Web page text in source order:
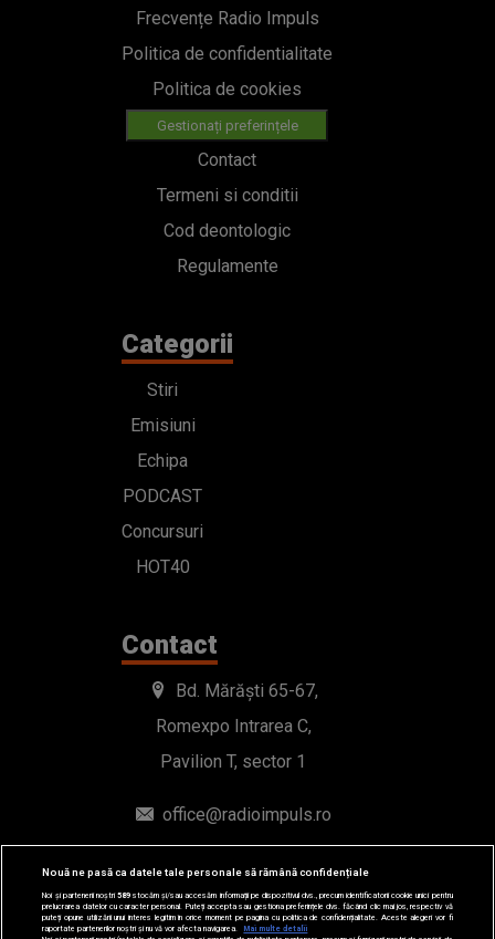
Frecvențe Radio Impuls
Politica de confidentialitate
Politica de cookies
Gestionați preferințele
Contact
Termeni si conditii
Cod deontologic
Regulamente
Categorii
Stiri
Emisiuni
Echipa
PODCAST
Concursuri
HOT40
Contact
Bd. Mărăști 65-67,
Romexpo Intrarea C,
Pavilion T, sector 1
office@radioimpuls.ro
LIVE : 0754-222.999
WhatsApp: 0754-222.999
Nouă ne pasă ca datele tale personale să rămână confidențiale
Noi și partenerii noștri589stocăm și/sau accesăm informații pe dispozitivul dvs., precum identificatorii cookie unici pentru
prelucrarea datelor cu caracter personal. Puteți accepta sau gestiona preferințele dvs. făcând clic mai jos, respectiv vă
puteți opune utilizării unui interes legitim în orice moment pe pagina cu politica de confidențialitate. Aceste alegeri vor fi
raportate partenerilor noștri și nu vă vor afecta navigarea.
Mai multe detalii